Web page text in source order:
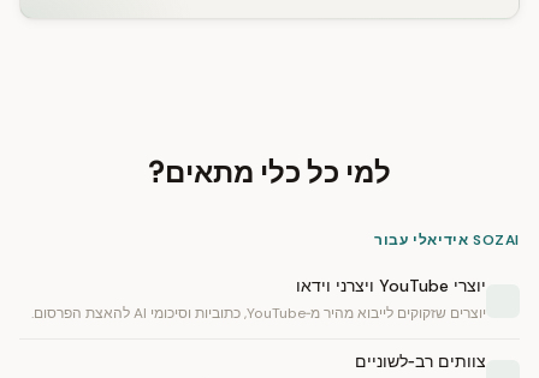
למי כל כלי מתאים?
SOZAI אידיאלי עבור
יוצרי YouTube ויצרני וידאו
יוצרים שזקוקים לייבוא מהיר מ‑YouTube, כתוביות וסיכומי AI להאצת הפרסום.
צוותים רב‑לשוניים